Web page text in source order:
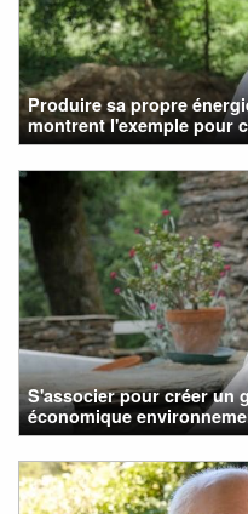
Produire sa propre
montrent l'exemple pour
S'associer pour créer un
économique